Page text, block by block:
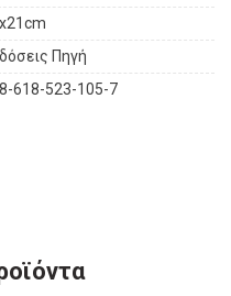
Πηγή
618-523-105-7